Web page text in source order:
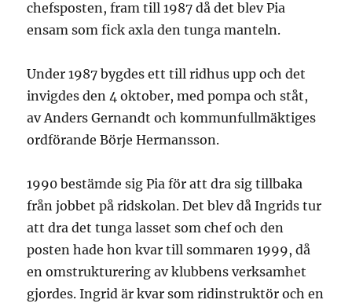
chefsposten, fram till 1987 då det blev Pia
ensam som fick axla den tunga manteln.
Under 1987 bygdes ett till ridhus upp och det
invigdes den 4 oktober, med pompa och ståt,
av Anders Gernandt och kommunfullmäktiges
ordförande Börje Hermansson.
1990 bestämde sig Pia för att dra sig tillbaka
från jobbet på ridskolan. Det blev då Ingrids tur
att dra det tunga lasset som chef och den
posten hade hon kvar till sommaren 1999, då
en omstrukturering av klubbens verksamhet
gjordes. Ingrid är kvar som ridinstruktör och en